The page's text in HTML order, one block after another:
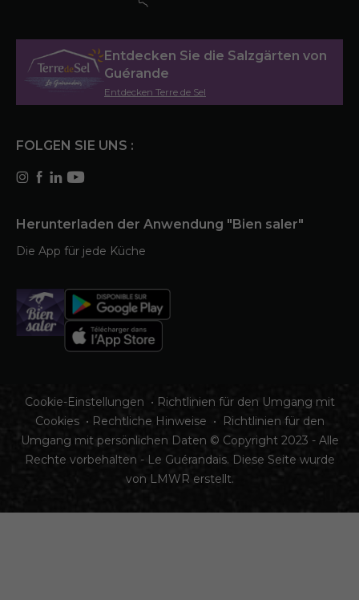
Entdecken Sie die Salzgärten von
Guérande
Entdecken Terre de Sel
FOLGEN SIE UNS :
Herunterladen der Anwendung "Bien saler"
Die App für jede Küche
Cookie-Einstellungen • Richtlinien für den Umgang mit
Cookies• Rechtliche Hinweise •
Richtlinien für den
Umgang mit persönlichen Daten © Copyright 2023 - Alle
Rechte vorbehalten - Le Guérandais. Diese Seite wurde
von LMWR erstellt.